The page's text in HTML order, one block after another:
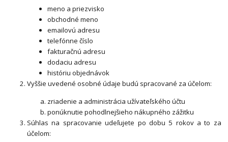
meno a priezvisko
obchodné meno
emailovú adresu
telefónne číslo
fakturačnú adresu
dodaciu adresu
históriu objednávok
Vyššie uvedené osobné údaje budú spracované za účelom:
zriadenie a administrácia užívateľského účtu
ponúknutie pohodlnejšieho nákupného zážitku
Súhlas na spracovanie udeľujete po dobu 5 rokova to za
účelom: